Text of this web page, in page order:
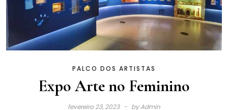
PALCO DOS ARTISTAS
Expo Arte no Feminino
fevereiro 23, 2023 byAdmin